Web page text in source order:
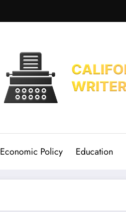
Economic Policy Education